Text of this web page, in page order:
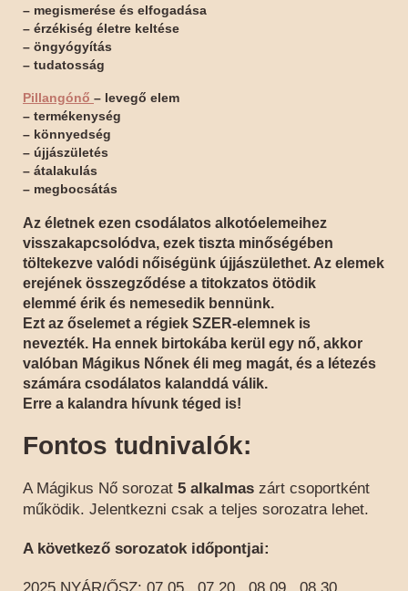
– megismerése és elfogadása
– érzékiség életre keltése
– öngyógyítás
– tudatosság
Pillangónő – levegő elem
– termékenység
– könnyedség
– újjászületés
– átalakulás
– megbocsátás
Az életnek ezen csodálatos alkotóelemeihez
visszakapcsolódva, ezek tiszta minőségében
töltekezve valódi nőiségünk újjászülethet. Az elemek
erejének összegződése a titokzatos ötödik
elemmé érik és nemesedik bennünk.
Ezt az őselemet a régiek SZER-elemnek is
nevezték. Ha ennek birtokába kerül egy nő, akkor
valóban Mágikus Nőnek éli meg magát, és a létezés
számára csodálatos kalanddá válik.
Erre a kalandra hívunk téged is!
Fontos tudnivalók:
A Mágikus Nő sorozat 5 alkalmas zárt csoportként
működik. Jelentkezni csak a teljes sorozatra lehet.
A következő sorozatok időpontjai: